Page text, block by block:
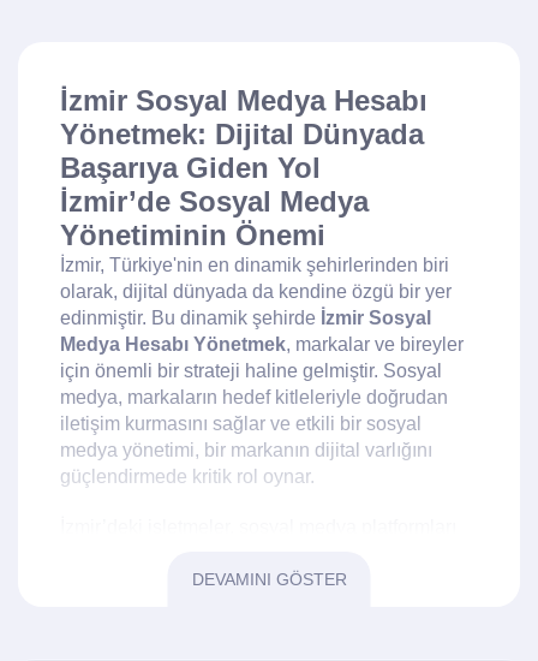
İzmir Sosyal Medya Hesabı
Yönetmek: Dijital Dünyada
Başarıya Giden Yol
İzmir’de Sosyal Medya
Yönetiminin Önemi
İzmir, Türkiye'nin en dinamik şehirlerinden biri
olarak, dijital dünyada da kendine özgü bir yer
edinmiştir. Bu dinamik şehirde İzmir Sosyal
Medya Hesabı Yönetmek, markalar ve bireyler
için önemli bir strateji haline gelmiştir. Sosyal
medya, markaların hedef kitleleriyle doğrudan
iletişim kurmasını sağlar ve etkili bir sosyal
medya yönetimi, bir markanın dijital varlığını
güçlendirmede kritik rol oynar.
sahiptir. Yerel işletmelerden büyük şirketlere
DEVAMINI GÖSTER